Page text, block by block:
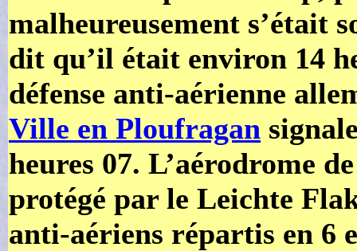
malheureusement s’était
dit qu’il était environ 14
défense anti-aérienne
Ville en Ploufragan
heures 07. L’aérodrome
protégé par le Leichte
anti-aériens répartis en 6